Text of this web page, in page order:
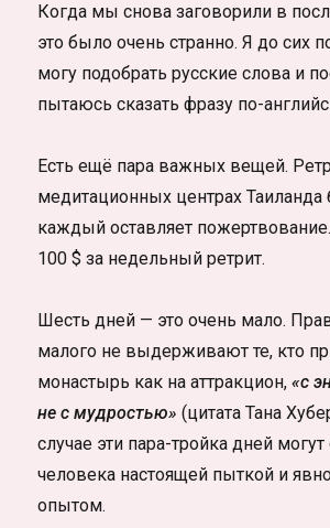
Когда мы снова заговорили в
это было очень странно. Я до сих
могу подобрать русские слова и
пытаюсь сказать фразу по-
Есть ещё пара важных вещей.
медитационных центрах Таиланда
каждый оставляет
100 $ за недельный ретрит.
Шесть дней — это очень мало.
малого не выдерживают те, кто
монастырь как на аттракцион,«с
не с мудростью» (цитата Тана
случае эти пара-тройка дней могут
человека настоящей пыткой и
опытом.